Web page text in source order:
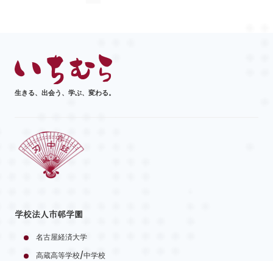
生きる、出会う、学ぶ、変わる。
学校法人市邨学園
名古屋経済大学
高蔵高等学校/中学校